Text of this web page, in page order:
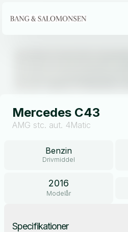
Mercedes C43
AMG stc. aut. 4Matic
Benzin
Drivmiddel
2016
Modelår
Specifikationer